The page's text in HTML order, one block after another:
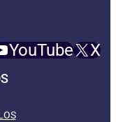
YouTube X